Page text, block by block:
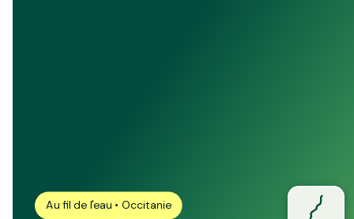
Au fil de l'eau • Occitanie